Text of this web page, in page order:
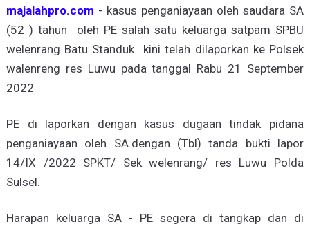
majalahpro.com - kasus penganiayaan oleh saudara SA
(52 ) tahun oleh PE salah satu keluarga satpam SPBU
welenrang Batu Standuk kini telah dilaporkan ke Polsek
walenreng res Luwu pada tanggal Rabu 21 September
2022
PE di laporkan dengan kasus dugaan tindak pidana
penganiayaan oleh SA.dengan (Tbl) tanda bukti lapor
14/IX /2022 SPKT/ Sek welenrang/ res Luwu Polda
Sulsel.
Harapan keluarga SA - PE segera di tangkap dan di